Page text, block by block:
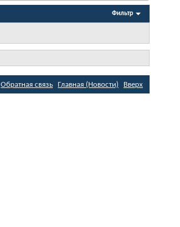
Фильтр
Обратная связь Главная (Новости) Вверх